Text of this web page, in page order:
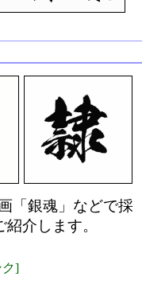
「銀魂」などで採
介します。
ク]